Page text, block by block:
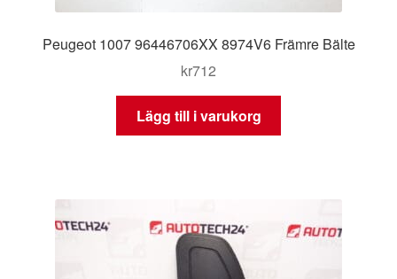
Peugeot 1007 96446706XX 8974V6 Främre Bälte
kr712
Lägg till i varukorg